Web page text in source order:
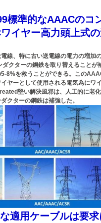
標準的なAAACのコ
イヤー高力頭上式
線、特に古い送電線の電力の増加
クターの鋼鉄を取り替えることが
8%を救うことができる。この
ヤーとして使用される電気為にワ
堅い解決風邪は、人工的に老化
クターの鋼鉄は補強した。
適用ケーブルは要